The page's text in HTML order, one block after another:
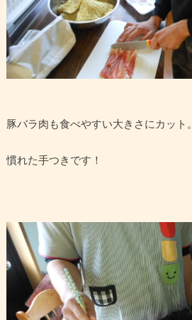
豚バラ肉も食べやすい大きさにカット。
慣れた手つきです！